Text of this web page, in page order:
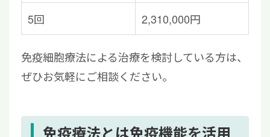
5回 2,310,000円
免疫細胞療法による治療を検討している方は、
ぜひお気軽にご相談ください。